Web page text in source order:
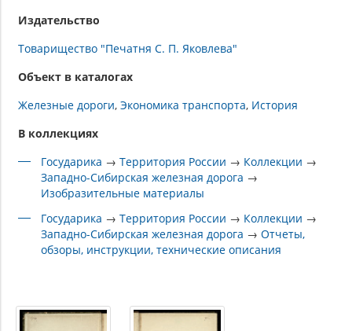
Издательство
Товарищество "Печатня С. П. Яковлева"
Объект в каталогах
Железные дороги Экономика транспорта История
В коллекциях
Государика →Территория России → Коллекции →
Западно-Сибирская железная дорога →
Изобразительные материалы
Государика →Территория России → Коллекции →
Западно-Сибирская железная дорога →Отчеты,
обзоры, инструкции, технические описания